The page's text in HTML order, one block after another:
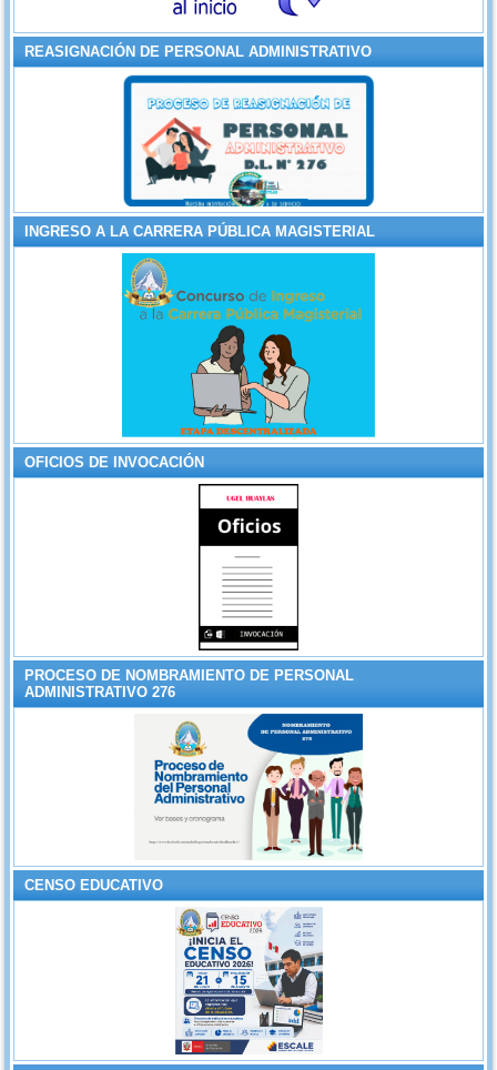
REASIGNACIÓN DE PERSONAL ADMINISTRATIVO
INGRESO A LA CARRERA PÚBLICA MAGISTERIAL
OFICIOS DE INVOCACIÓN
PROCESO DE NOMBRAMIENTO DE PERSONAL
ADMINISTRATIVO 276
CENSO EDUCATIVO